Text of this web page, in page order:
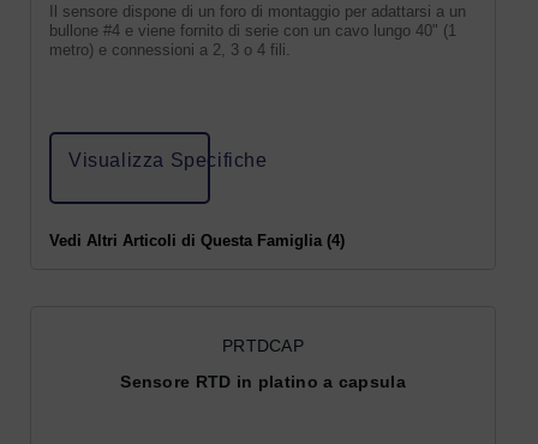
Il sensore dispone di un foro di montaggio per adattarsi a un
bullone #4 e viene fornito di serie con un cavo lungo 40" (1
metro) e connessioni a 2, 3 o 4 fili.
Visualizza Specifiche
Vedi Altri Articoli di Questa Famiglia (4)
PRTDCAP
Sensore RTD in platino a capsula